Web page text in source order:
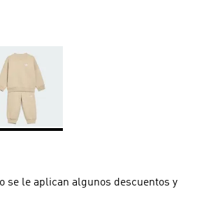
se le aplican algunos descuentos y